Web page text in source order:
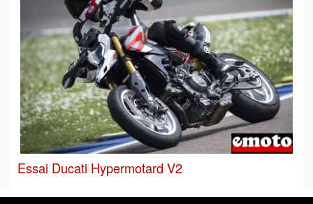
Essai Ducati Hypermotard V2